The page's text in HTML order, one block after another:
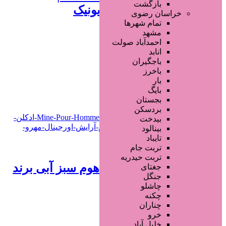
بازگشت
خراسان رضوی
تمام شهر‌ها
مشهد
احمدآباد صولت
انابد
باجگیران
باخرز
بار
بایگ
بجستان
بردسکن
بیدخت
بینالود
تایباد
تربت جام
تربت حیدریه
جغتای
جنگل
چاشلو
چکنه
چناران
خرو
صاف‌کننده مو با فناوری آیونیک
محصولات آرایشی
افزودن به علاقه‌مندی 396 بازدید
مشهد
ادكلن ادوتويلت ماين پور هوم سبز آبی برند
مارک جوزف
محصولات آرایشی